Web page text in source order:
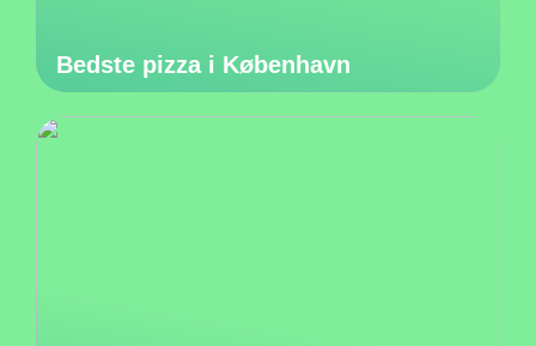
Bedste pizza i København